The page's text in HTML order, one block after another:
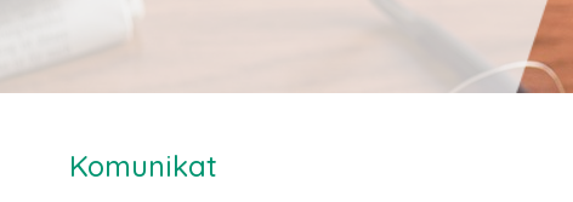
Komunikat